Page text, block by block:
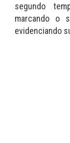
segundo
marcando o
evidenciando